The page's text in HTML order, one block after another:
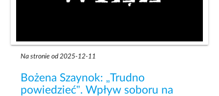
Na stronie od 2025-12-11
Bożena Szaynok: „Trudno
powiedzieć”. Wpływ soboru na